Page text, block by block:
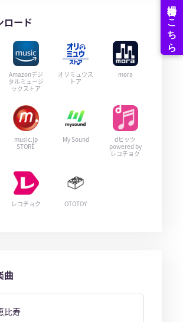
ロード
Amazonデジ
タルミュージ
ックストア
オリミュウス
トア
mora
music.jp
STORE
My Sound
dヒッツ
powered by
レコチョク
レコチョク OTOTOY
曲
比寿